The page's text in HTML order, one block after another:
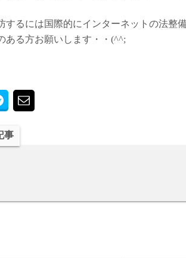
するには国際的にインターネットの法整
ある方お願いします・・(^^;
事